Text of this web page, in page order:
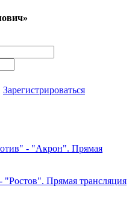
Зарегистрироваться
- "Акрон". Прямая
Прямая трансляция